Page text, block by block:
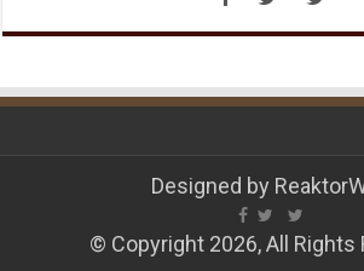
Designed by
© Copyright 2026, All Rights